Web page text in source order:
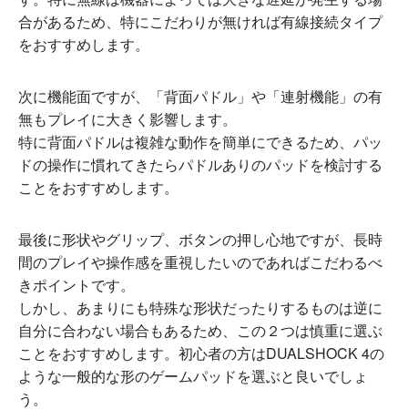
合があるため、特にこだわりが無ければ有線接続タイプ
をおすすめします。
次に機能面ですが、「背面パドル」や「連射機能」の有
無もプレイに大きく影響します。
特に背面パドルは複雑な動作を簡単にできるため、パッ
ドの操作に慣れてきたらパドルありのパッドを検討する
ことをおすすめします。
最後に形状やグリップ、ボタンの押し心地ですが、長時
間のプレイや操作感を重視したいのであればこだわるべ
きポイントです。
しかし、あまりにも特殊な形状だったりするものは逆に
自分に合わない場合もあるため、この２つは慎重に選ぶ
ことをおすすめします。初心者の方はDUALSHOCK 4の
ような一般的な形のゲームパッドを選ぶと良いでしょ
う。